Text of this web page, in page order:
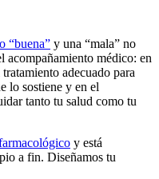
“buena” y una “mala” no
acompañamiento médico: en
adecuado para
lo sostiene y en el
tanto tu salud como tu
y está
a fin. Diseñamos tu